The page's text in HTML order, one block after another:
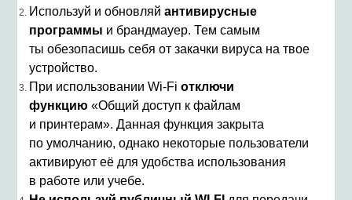
Используй и обновляй антивирусные
программы и брандмауер. Тем самым
ты обезопасишь себя от закачки вируса на твое
устройство.
При использовании Wi-Fi отключи
функцию «Общий доступ к файлам
и принтерам». Данная функция закрыта
по умолчанию, однако некоторые пользователи
активируют её для удобства использования
в работе или учебе.